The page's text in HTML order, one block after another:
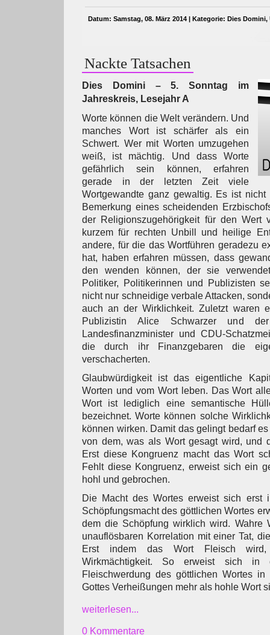
Datum: Samstag, 08. März 2014 | Kategorie: Dies Domini,
Nackte Tatsachen
Dies Domini – 5. Sonntag im
Jahreskreis, Lesejahr A
Worte können die Welt verändern. Und
manches Wort ist schärfer als ein
Schwert. Wer mit Worten umzugehen
weiß, ist mächtig. Und dass Worte
gefährlich sein können, erfahren
gerade in der letzten Zeit viele
Wortgewandte ganz gewaltig. Es ist
Bemerkung eines scheidenden
der Religionszugehörigkeit für den Wert
kurzem für rechten Unbill und heilige
andere, für die das Wortführen geradezu
hat, haben erfahren müssen, dass
den wenden können, der sie
Politiker, Politikerinnen und Publizisten
nicht nur schneidige verbale Attacken,
auch an der Wirklichkeit. Zuletzt waren
Publizistin Alice Schwarzer und
Landesfinanzminister und CDU-
die durch ihr Finanzgebaren die
verschacherten.
Glaubwürdigkeit ist das eigentliche
Worten und vom Wort leben. Das Wort
Wort ist lediglich eine semantische
bezeichnet. Worte können solche
können wirken. Damit das gelingt bedarf
von dem, was als Wort gesagt wird, und
Erst diese Kongruenz macht das Wort
Fehlt diese Kongruenz, erweist sich ein
hohl und gebrochen.
Die Macht des Wortes erweist sich erst
Schöpfungsmacht des göttlichen Wortes
dem die Schöpfung wirklich wird. Wahre
unauflösbaren Korrelation mit einer Tat,
Erst indem das Wort Fleisch
Wirkmächtigkeit. So erweist sich in
Fleischwerdung des göttlichen Wortes
Gottes Verheißungen mehr als hohle Wort
weiterlesen...
0 Kommentare